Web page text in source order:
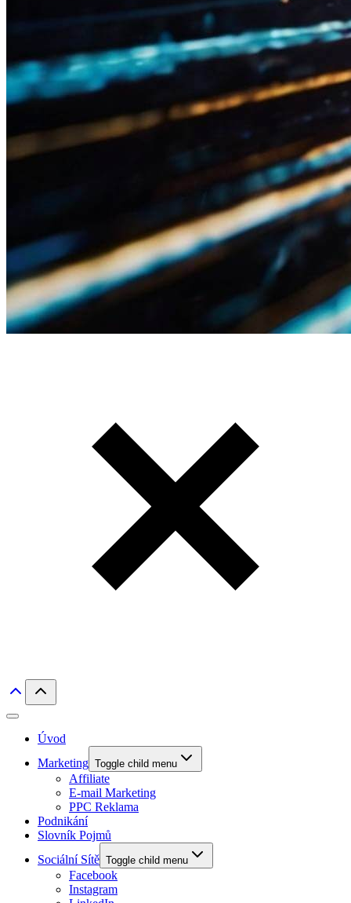
Úvod
Marketing Toggle child menu
Affiliate
E-mail Marketing
PPC Reklama
Podnikání
Slovník Pojmů
Sociální Sítě Toggle child menu
Facebook
Instagram